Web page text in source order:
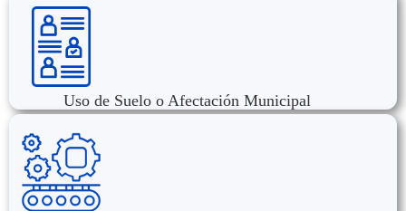
Uso de Suelo o Afectación Municipal